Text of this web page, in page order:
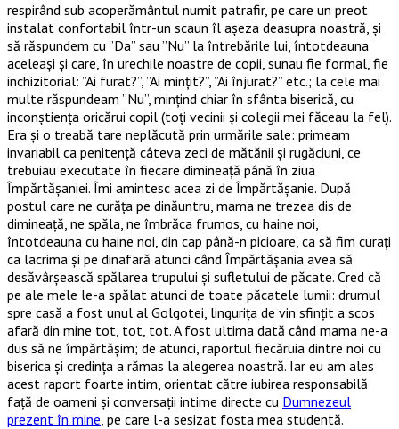
respirând sub acoperământul numit patrafir, pe care un preot
instalat confortabil într-un scaun îl așeza deasupra noastră, și
să răspundem cu ”Da” sau ”Nu” la întrebările lui, întotdeauna
aceleași și care, în urechile noastre de copii, sunau fie formal, fie
inchizitorial: ”Ai furat?”, ”Ai mințit?”, ”Ai înjurat?” etc.; la cele mai
multe răspundeam ”Nu”, mințind chiar în sfânta biserică, cu
inconștiența oricărui copil (toți vecinii și colegii mei făceau la fel).
Era și o treabă tare neplăcută prin urmările sale: primeam
invariabil ca penitență câteva zeci de mătănii și rugăciuni, ce
trebuiau executate în fiecare dimineață până în ziua
Împărtășaniei. Îmi amintesc acea zi de Împărtășanie. După
postul care ne curăța pe dinăuntru, mama ne trezea dis de
dimineață, ne spăla, ne îmbrăca frumos, cu haine noi,
întotdeauna cu haine noi, din cap până-n picioare, ca să fim curați
ca lacrima și pe dinafară atunci când Împărtășania avea să
desăvârșească spălarea trupului și sufletului de păcate. Cred că
pe ale mele le-a spălat atunci de toate păcatele lumii: drumul
spre casă a fost unul al Golgotei, lingurița de vin sfințit a scos
afară din mine tot, tot, tot. A fost ultima dată când mama ne-a
dus să ne împărtășim; de atunci, raportul fiecăruia dintre noi cu
biserica și credința a rămas la alegerea noastră. Iar eu am ales
acest raport foarte intim, orientat către iubirea responsabilă
față de oameni și conversații intime directe cu Dumnezeul
prezent în mine , pe care l-a sesizat fosta mea studentă.